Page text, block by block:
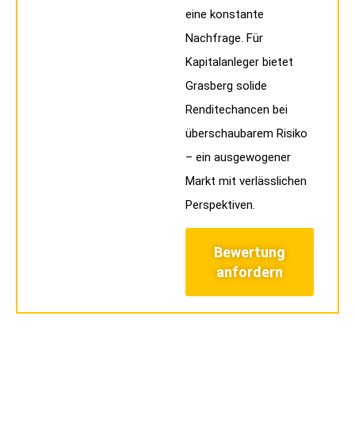
eine konstante
Nachfrage. Für
Kapitalanleger bietet
Grasberg solide
Renditechancen bei
überschaubarem Risiko
– ein ausgewogener
Markt mit verlässlichen
Perspektiven.
Bewertung
anfordern